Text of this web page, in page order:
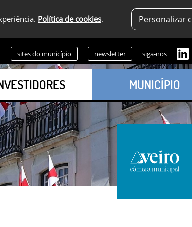
Política de cookies. Personalizar
sites do município newsletter siga-nos
MUNICÍPIO